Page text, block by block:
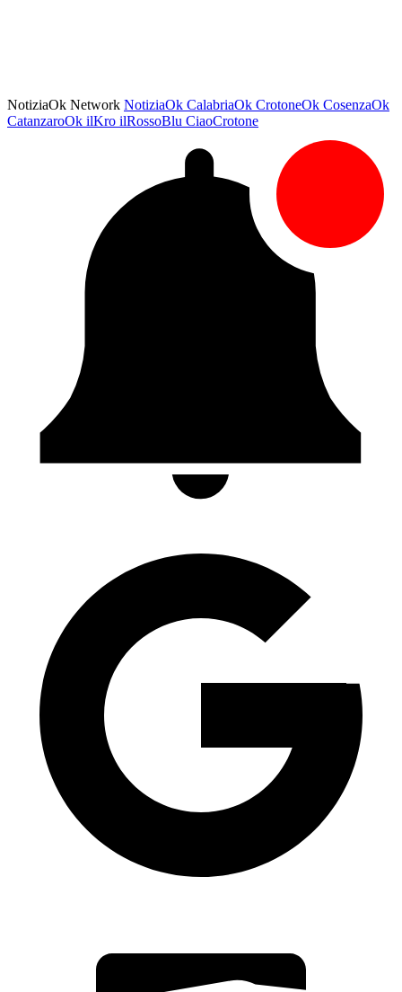
NotiziaOk Network NotiziaOk CalabriaOk CrotoneOk CosenzaOk
CatanzaroOk ilKro ilRossoBlu CiaoCrotone